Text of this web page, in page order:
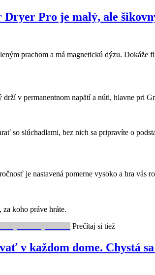
Pro je malý, ale
prachom a má magnetickú dýzu.
v permanentnom napätí a núti, hlavne pri
so slúchadlami, bez nich sa pripravíte o
je nastavená pomerne vysoko a hra vás
koho práve hráte.
Prečítaj si tiež
v každom dome. Chystá